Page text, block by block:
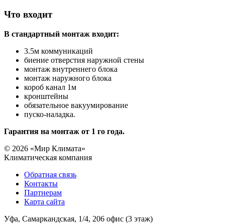
Что входит
В стандартный монтаж входит:
3.5м коммуникаций
биение отверстия наружной стены
монтаж внутреннего блока
монтаж наружного блока
короб канал 1м
кронштейны
обязательное вакуумирование
пуско-наладка.
Гарантия на монтаж от 1 го года.
© 2026 «Мир Климата»
Климатическая компания
Обратная связь
Контакты
Партнерам
Карта сайта
Уфа, Самаркандская, 1/4, 206 офис (3 этаж)